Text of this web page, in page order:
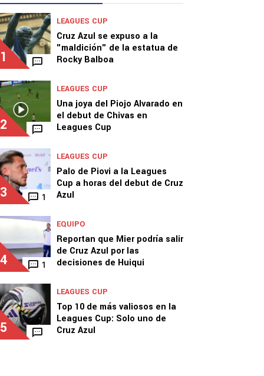
1
LEAGUES CUP
Cruz Azul se expuso a la
"maldición" de la estatua de
Rocky Balboa
2
LEAGUES CUP
Una joya del Piojo Alvarado en
el debut de Chivas en
Leagues Cup
3 1
LEAGUES CUP
Palo de Piovi a la Leagues
Cup a horas del debut de Cruz
Azul
4 1
EQUIPO
Reportan que Mier podría salir
de Cruz Azul por las
decisiones de Huiqui
5
LEAGUES CUP
Top 10 de más valiosos en la
Leagues Cup: Solo uno de
Cruz Azul